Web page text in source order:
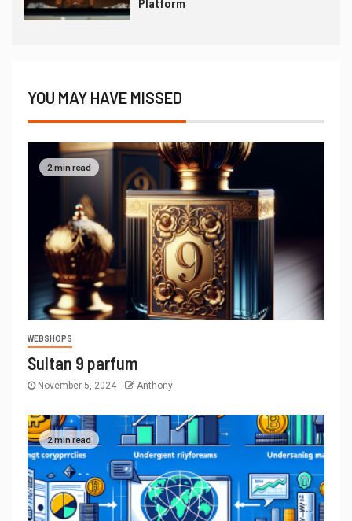
Platform
YOU MAY HAVE MISSED
2 min read
WEBSHOPS
Sultan 9 parfum
November 5, 2024 Anthony
2 min read